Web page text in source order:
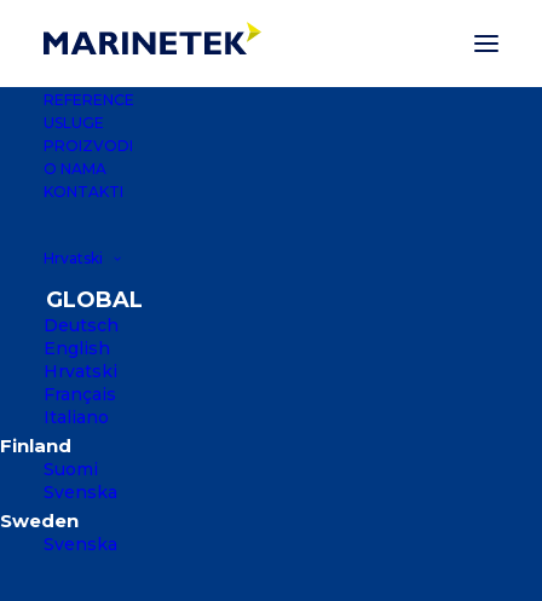
REFERENCE
USLUGE
PROIZVODI
O NAMA
KONTAKTI
Hrvatski
Deutsch
English
Hrvatski
Français
Italiano
Suomi
Svenska
Svenska